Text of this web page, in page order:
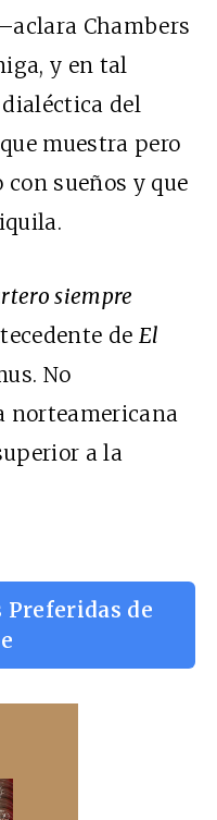
Chambers
y en tal
del
muestra pero
sueños y que
siempre
de El
No
norteamericana
a la
Preferidas de